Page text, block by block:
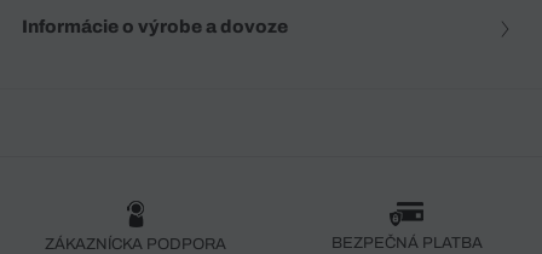
Informácie o výrobe a dovoze
ZÁKAZNÍCKA PODPORA BEZPEČNÁ PLATBA